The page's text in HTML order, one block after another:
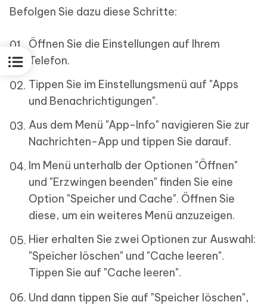
Befolgen Sie dazu diese Schritte:
Öffnen Sie die Einstellungen auf Ihrem
Telefon.
Tippen Sie im Einstellungsmenü auf "Apps
und Benachrichtigungen".
Aus dem Menü "App-Info" navigieren Sie zur
Nachrichten-App und tippen Sie darauf.
Im Menü unterhalb der Optionen "Öffnen"
und "Erzwingen beenden" finden Sie eine
Option "Speicher und Cache". Öffnen Sie
diese, um ein weiteres Menü anzuzeigen.
Hier erhalten Sie zwei Optionen zur Auswahl:
"Speicher löschen" und "Cache leeren".
Tippen Sie auf "Cache leeren".
Und dann tippen Sie auf "Speicher löschen",